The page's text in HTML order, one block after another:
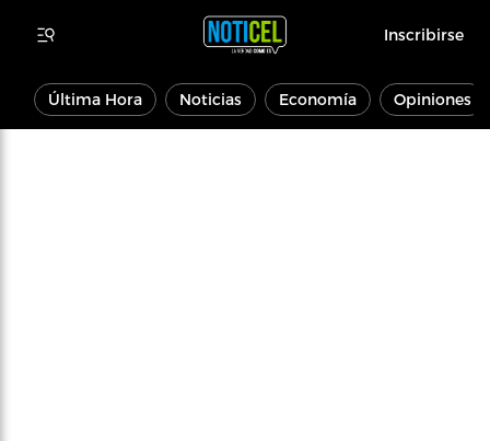
Inscribirse
Última Hora Noticias Economía Opiniones